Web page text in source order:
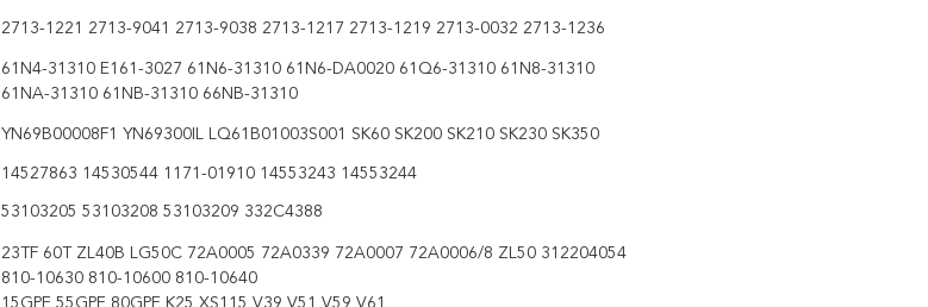
2713-1221 2713-9041 2713-9038 2713-1217 2713-1219 2713-0032 2713-1236
61N4-31310 E161-3027 61N6-31310 61N6-DA0020 61Q6-31310 61N8-31310
61NA-31310 61NB-31310 66NB-31310
YN69B00008F1 YN69300IL LQ61B01003S001 SK60 SK200 SK210 SK230 SK350
14527863 14530544 1171-01910 14553243 14553244
53103205 53103208 53103209 332C4388
23TF 60T ZL40B LG50C 72A0005 72A0339 72A0007 72A0006/8 ZL50 312204054
810-10630 810-10600 810-10640
15GPE 55GPE 80GPE K25 XS115 V39 V51 V59 V61